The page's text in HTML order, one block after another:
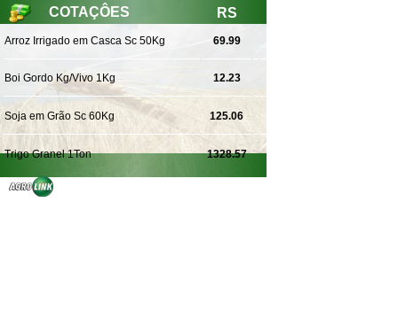
COTAÇÔES RS
Arroz Irrigado em Casca Sc 50Kg 69.99
Boi Gordo Kg/Vivo 1Kg 12.23
Soja em Grão Sc 60Kg 125.06
Trigo Granel 1Ton 1328.57